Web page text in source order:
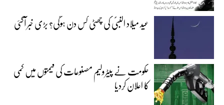
عید میلاد النبیؐ کی چھٹی کس دن ہوگی؟ بڑی خبر آگئی
حکومت نے پیٹرولیم مصنوعات کی قیمتوں میں کمی
کا اعلان کردیا